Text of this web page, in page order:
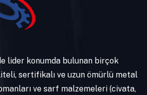
lider konumda bulunan birçok
sertifikalı ve uzun ömürlü metal
ve sarf malzemeleri (civata,